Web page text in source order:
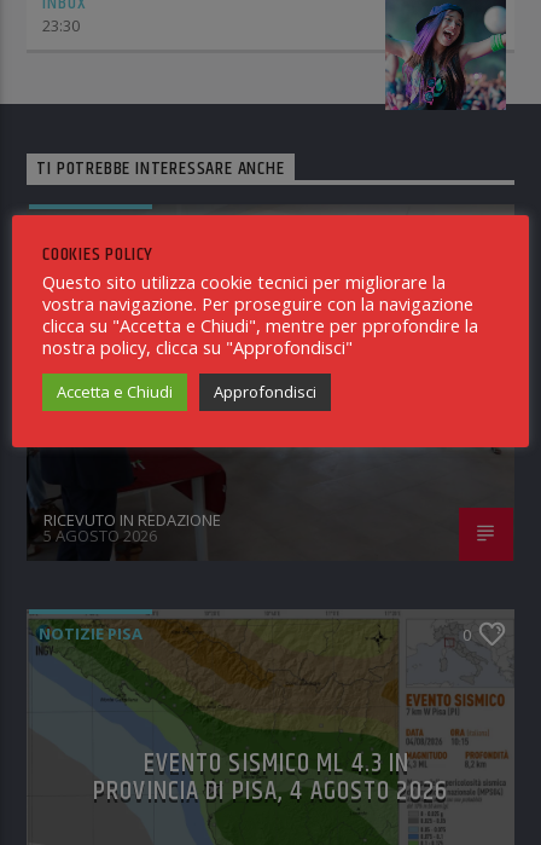
23:30
TI POTREBBE INTERESSARE ANCHE
COMUNE DI PISA – EDILIZIA
AGEVOLATA: CONSEGNATE LE CHIAVI
DI 12 ALLOGGI A CANONE SOSTENIBILE
REALIZZATI IN VIA ARNO
RICEVUTO IN REDAZIONE
5 AGOSTO 2026
NOTIZIE PISA 0
EVENTO SISMICO ML 4.3 IN
PROVINCIA DI PISA, 4 AGOSTO 2026
COOKIES POLICY
Questo sito utilizza cookie tecnici per migliorare la
vostra navigazione. Per proseguire con la navigazione
clicca su "Accetta e Chiudi", mentre per pprofondire la
nostra policy, clicca su "Approfondisci"
Accetta e Chiudi Approfondisci